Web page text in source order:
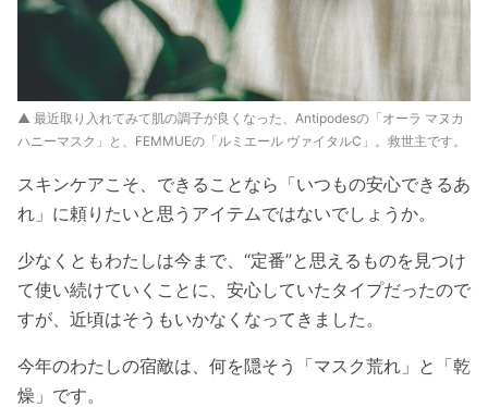
▲ 最近取り入れてみて肌の調子が良くなった、Antipodesの「オーラ マヌカ
ハニーマスク」と、FEMMUEの「ルミエール ヴァイタルC」。救世主です。
スキンケアこそ、できることなら「いつもの安心できるあ
れ」に頼りたいと思うアイテムではないでしょうか。
少なくともわたしは今まで、“定番”と思えるものを見つけ
て使い続けていくことに、安心していたタイプだったので
すが、近頃はそうもいかなくなってきました。
今年のわたしの宿敵は、何を隠そう「マスク荒れ」と「乾
燥」です。